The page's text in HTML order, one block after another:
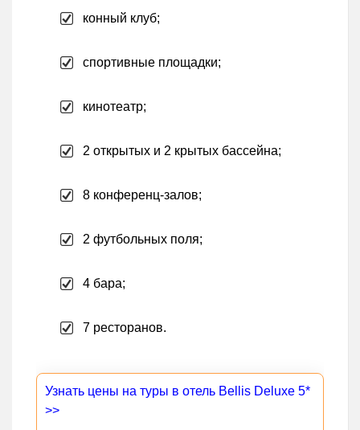
конный клуб;
спортивные площадки;
кинотеатр;
2 открытых и 2 крытых бассейна;
8 конференц-залов;
2 футбольных поля;
4 бара;
7 ресторанов.
Узнать цены на туры в отель Bellis Deluxe 5*
>>